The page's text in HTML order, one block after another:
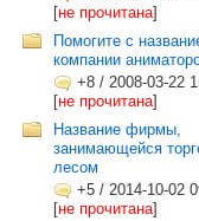
[не прочитана]
Помогите с
компании
+8 / 2008-03-22
[не прочитана]
Название фирмы,
занимающейся
лесом
+5 / 2014-10-02
[не прочитана]